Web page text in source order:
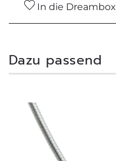
In die Dreambox
Dazu passend